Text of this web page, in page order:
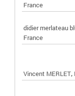
France
didier merlateau
France
Vincent MERLET,